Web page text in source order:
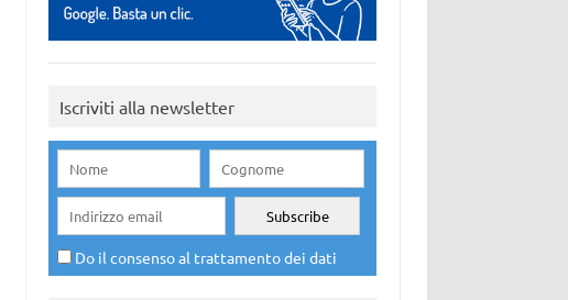
Iscriviti alla newsletter
Do il consenso al trattamento dei dati